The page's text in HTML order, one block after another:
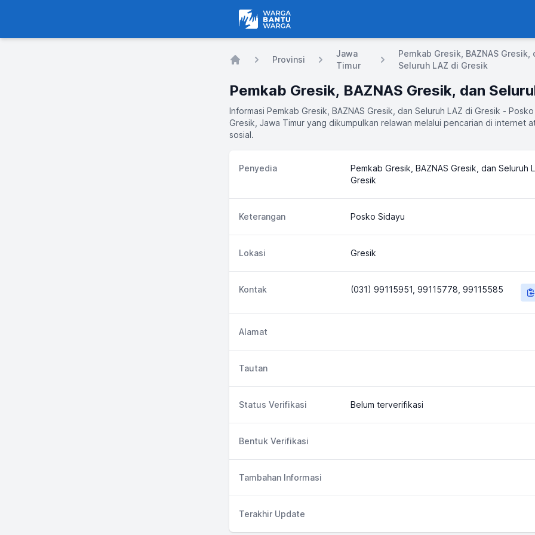
Warga Bantu Warga
Provinsi
Jawa
Timur
Pemkab Gresik, BAZNAS Gresik,
Seluruh LAZ di Gresik
Informasi Pemkab Gresik, BAZNAS Gresik, dan Seluruh LAZ di Gresik -
Gresik, Jawa Timur yang dikumpulkan relawan melalui pencarian di internet
sosial.
Penyedia
Pemkab Gresik, BAZNAS Gresik, dan Seluruh
Gresik
Keterangan Posko Sidayu
Lokasi Gresik
Kontak (031) 99115951, 99115778, 99115585
Alamat
Tautan
Status Verifikasi Belum terverifikasi
Bentuk Verifikasi
Tambahan Informasi
Terakhir Update